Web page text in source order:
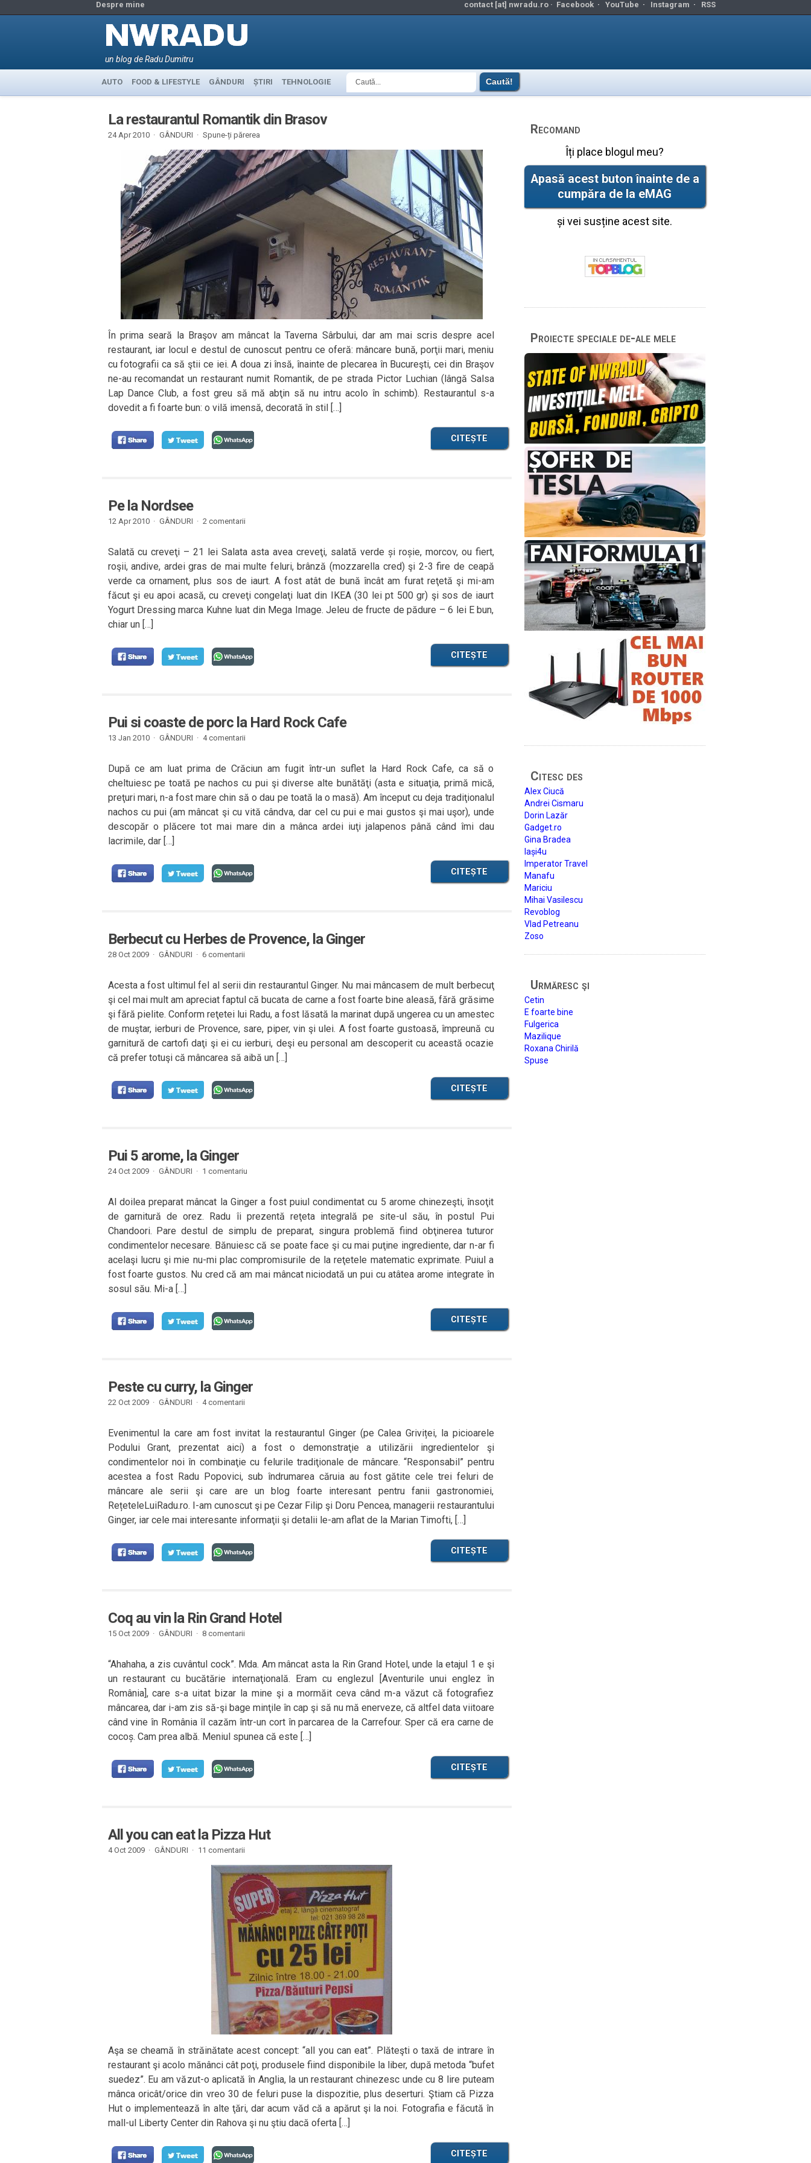
Despre mine contact [at] nwradu.ro · Facebook· YouTube · Instagram · RSS
un blog de Radu Dumitru
AUTO FOOD & LIFESTYLE GÂNDURI ȘTIRI TEHNOLOGIE
La restaurantul Romantik din Brasov
24 Apr 2010 · GÂNDURI · Spune-ți părerea
În prima seară la Braşov am mâncat la Taverna Sârbului, dar am mai scris despre acel
restaurant, iar locul e destul de cunoscut pentru ce oferă: mâncare bună, porţii mari, meniu
cu fotografii ca să ştii ce iei. A doua zi însă, înainte de plecarea în Bucureşti, cei din Braşov
ne-au recomandat un restaurant numit Romantik, de pe strada Pictor Luchian (lângă Salsa
Lap Dance Club, a fost greu să mă abţin să nu intru acolo în schimb). Restaurantul s-a
dovedit a fi foarte bun: o vilă imensă, decorată în stil […]
CITEȘTE
Pe la Nordsee
12 Apr 2010 · GÂNDURI · 2 comentarii
Salată cu creveţi – 21 lei Salata asta avea creveţi, salată verde și roșie, morcov, ou fiert,
roşii, andive, ardei gras de mai multe feluri, brânză (mozzarella cred) şi 2-3 fire de ceapă
verde ca ornament, plus sos de iaurt. A fost atât de bună încât am furat reţetă şi mi-am
făcut şi eu apoi acasă, cu creveţi congelaţi luat din IKEA (30 lei pt 500 gr) şi sos de iaurt
Yogurt Dressing marca Kuhne luat din Mega Image. Jeleu de fructe de pădure – 6 lei E bun,
chiar un […]
CITEȘTE
Pui si coaste de porc la Hard Rock Cafe
13 Jan 2010 · GÂNDURI · 4 comentarii
După ce am luat prima de Crăciun am fugit într-un suflet la Hard Rock Cafe, ca să o
cheltuiesc pe toată pe nachos cu pui şi diverse alte bunătăţi (asta e situaţia, primă mică,
preţuri mari, n-a fost mare chin să o dau pe toată la o masă). Am început cu deja tradiţionalul
nachos cu pui (am mâncat şi cu vită cândva, dar cel cu pui e mai gustos şi mai uşor), unde
descopăr o plăcere tot mai mare din a mânca ardei iuţi jalapenos până când îmi dau
lacrimile, dar […]
CITEȘTE
Berbecut cu Herbes de Provence, la Ginger
28 Oct 2009 · GÂNDURI · 6 comentarii
Acesta a fost ultimul fel al serii din restaurantul Ginger. Nu mai mâncasem de mult berbecuţ
şi cel mai mult am apreciat faptul că bucata de carne a fost foarte bine aleasă, fără grăsime
şi fără pielite. Conform reţetei lui Radu, a fost lăsată la marinat după ungerea cu un amestec
de muştar, ierburi de Provence, sare, piper, vin şi ulei. A fost foarte gustoasă, împreună cu
garnitură de cartofi daţi şi ei cu ierburi, deşi eu personal am descoperit cu această ocazie
că prefer totuşi că mâncarea să aibă un […]
CITEȘTE
Pui 5 arome, la Ginger
24 Oct 2009 · GÂNDURI · 1 comentariu
Al doilea preparat mâncat la Ginger a fost puiul condimentat cu 5 arome chinezeşti, însoţit
de garnitură de orez. Radu îi prezentă reţeta integrală pe site-ul său, în postul Pui
Chandoori. Pare destul de simplu de preparat, singura problemă fiind obţinerea tuturor
condimentelor necesare. Bănuiesc că se poate face şi cu mai puţine ingrediente, dar n-ar fi
acelaşi lucru şi mie nu-mi plac compromisurile de la reţetele matematic exprimate. Puiul a
fost foarte gustos. Nu cred că am mai mâncat niciodată un pui cu atâtea arome integrate în
sosul său. Mi-a […]
CITEȘTE
Peste cu curry, la Ginger
22 Oct 2009 · GÂNDURI · 4 comentarii
Evenimentul la care am fost invitat la restaurantul Ginger (pe Calea Griviței, la picioarele
Podului Grant, prezentat aici) a fost o demonstraţie a utilizării ingredientelor şi
condimentelor noi în combinaţie cu felurile tradiţionale de mâncare. “Responsabil” pentru
acestea a fost Radu Popovici, sub îndrumarea căruia au fost gătite cele trei feluri de
mâncare ale serii şi care are un blog foarte interesant pentru fanii gastronomiei,
RețeteleLuiRadu.ro. I-am cunoscut şi pe Cezar Filip şi Doru Pencea, managerii restaurantului
Ginger, iar cele mai interesante informaţii şi detalii le-am aflat de la Marian Timofti, […]
CITEȘTE
Coq au vin la Rin Grand Hotel
15 Oct 2009 · GÂNDURI · 8 comentarii
“Ahahaha, a zis cuvântul cock”. Mda. Am mâncat asta la Rin Grand Hotel, unde la etajul 1 e şi
un restaurant cu bucătărie internaţională. Eram cu englezul [Aventurile unui englez în
România], care s-a uitat bizar la mine şi a mormăit ceva când m-a văzut că fotografiez
mâncarea, dar i-am zis să-şi bage minţile în cap şi să nu mă enerveze, că altfel data viitoare
când vine în România îl cazăm într-un cort în parcarea de la Carrefour. Sper că era carne de
cocoș. Cam prea albă. Meniul spunea că este […]
CITEȘTE
All you can eat la Pizza Hut
4 Oct 2009 · GÂNDURI · 11 comentarii
Aşa se cheamă în străinătate acest concept: “all you can eat”. Plăteşti o taxă de intrare în
restaurant şi acolo mănânci cât poţi, produsele fiind disponibile la liber, după metoda “bufet
suedez”. Eu am văzut-o aplicată în Anglia, la un restaurant chinezesc unde cu 8 lire puteam
mânca oricât/orice din vreo 30 de feluri puse la dispozitie, plus deserturi. Ştiam că Pizza
Hut o implementează în alte ţări, dar acum văd că a apărut şi la noi. Fotografia e făcută în
mall-ul Liberty Center din Rahova şi nu ştiu dacă oferta […]
CITEȘTE
Recomand
Îți place blogul meu?
Apasă acest buton înainte de a
cumpăra de la eMAG
și vei susține acest site.
Proiecte speciale de-ale mele
Citesc des
Alex Ciucă
Andrei Cismaru
Dorin Lazăr
Gadget.ro
Gina Bradea
Iași4u
Imperator Travel
Manafu
Mariciu
Mihai Vasilescu
Revoblog
Vlad Petreanu
Zoso
Urmăresc şi
Cetin
E foarte bine
Fulgerica
Mazilique
Roxana Chirilă
Spuse